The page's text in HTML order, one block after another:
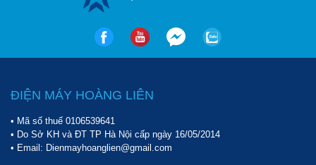
ĐIỆN MÁY HOÀNG LIÊN
• Mã số thuế 0106539641
• Do Sở KH và ĐT TP Hà Nội cấp ngày 16/05/2014
• Email: Dienmayhoanglien@gmail.com